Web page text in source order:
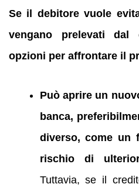
Se il debitore vuole
vengano prelevati dal
opzioni per affrontare il
Può aprire un
banca,
diverso, come un
rischio di
Tuttavia, se il